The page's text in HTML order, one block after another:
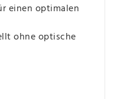
einen optimalen
ohne optische